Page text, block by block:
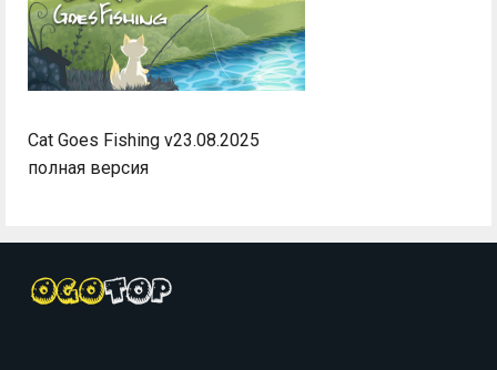
Cat Goes Fishing v23.08.2025
полная версия